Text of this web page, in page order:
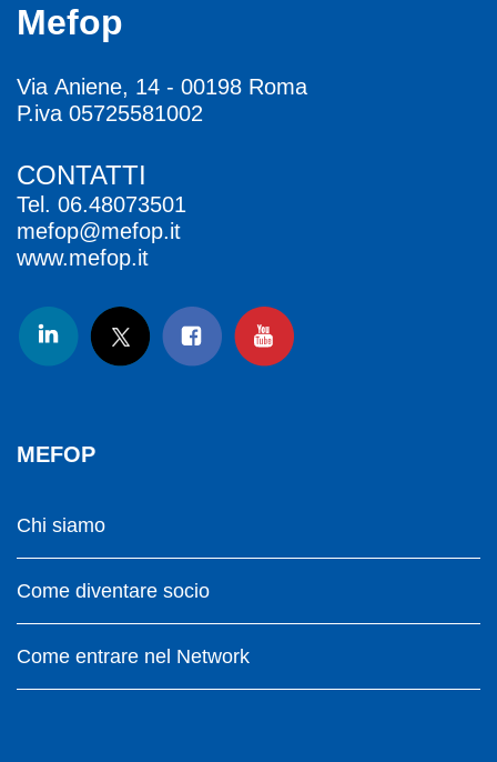
Mefop
Via Aniene, 14 - 00198 Roma
P.iva 05725581002
CONTATTI
Tel. 06.48073501
mefop@mefop.it
www.mefop.it
MEFOP
Chi siamo
Come diventare socio
Come entrare nel Network